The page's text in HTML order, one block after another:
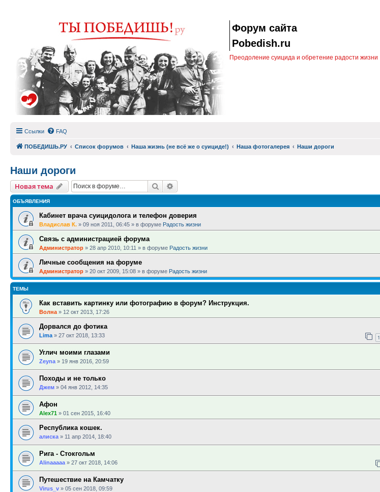
Форум сайта
Pobedish.ru
Преодоление суицида и обретение радости жизни
Ссылки FAQ
ПОБЕДИШЬ.РУ Список форумов Наша жизнь (не всё же о суициде!) Наша фотогалерея Наши дороги
Наши дороги
Новая тема Поиск
ОБЪЯВЛЕНИЯ
Кабинет врача суицидолога и телефон доверия
Владислав К. » 09 ноя 2011, 06:45 » в форуме Радость жизни
Связь с администрацией форума
Администратор » 28 апр 2010, 10:11 » в форуме Радость жизни
Личные сообщения на форуме
Администратор » 20 окт 2009, 15:08 » в форуме Радость жизни
ТЕМЫ
Как вставить картинку или фотографию в форум? Инструкция.
Волна » 12 окт 2013, 17:26
Дорвался до фотика
Lima » 27 окт 2018, 13:33 1
Углич моими глазами
Zeyna » 19 янв 2016, 20:59
Походы и не только
Джем » 04 янв 2012, 14:35
Афон
Alex71 » 01 сен 2015, 16:40
Республика кошек.
алиска » 11 апр 2014, 18:40
Рига - Стокгольм
Alinaaaaa » 27 окт 2018, 14:06
Путешествие на Камчатку
Virus_v » 05 сен 2018, 09:59